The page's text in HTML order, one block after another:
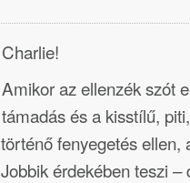
Charlie!
Amikor az ellenzék szót
támadás és a kisstílű,
történő fenyegetés ellen,
Jobbik érdekében teszi